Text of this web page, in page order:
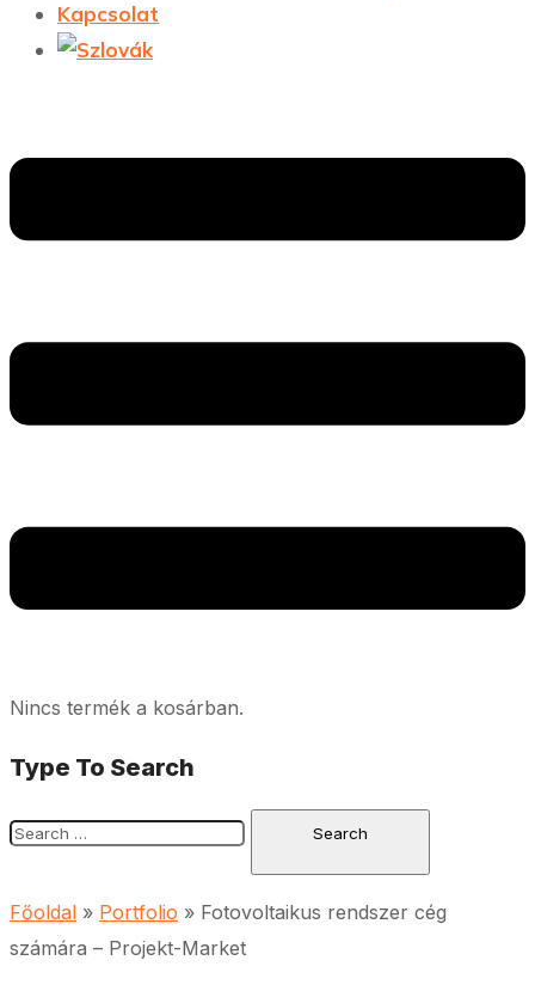
Kapcsolat
Nincs termék a kosárban.
Type To Search
Főoldal » Portfolio » Fotovoltaikus rendszer cég
számára – Projekt-Market